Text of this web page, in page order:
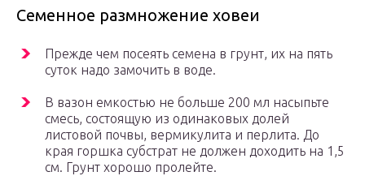
Семенное размножение ховеи
Прежде чем посеять семена в грунт, их на пять
суток надо замочить в воде.
В вазон емкостью не больше 200 мл насыпьте
смесь, состоящую из одинаковых долей
листовой почвы, вермикулита и перлита. До
края горшка субстрат не должен доходить на 1,5
см. Грунт хорошо пролейте.